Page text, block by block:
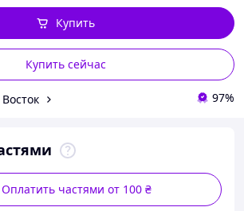
Купить сейчас
Купить
97%
Оплатить частями от 100 ₴